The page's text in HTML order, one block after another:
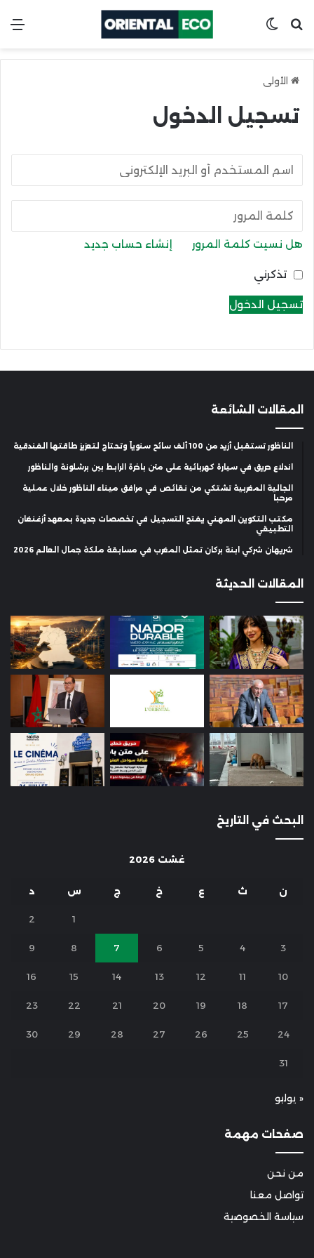
ابحث عنSwitch skin
الأولى
تسجيل الدخول
هل نسيت كلمة المرور إنشاء حساب جديد
تذكرني
تسجيل الدخول
المقالات الشائعة
الناظور تستقبل أزيد من 100 ألف سائح سنوياً وتحتاج لتعزيز طاقتها الفندقية
اندلاع حريق في سيارة كهربائية على متن باخرة الرابط بين برشلونة والناظور
الجالية المغربية تشتكي من نقائص في مرافق ميناء الناظور خلال عملية
مرحبا
مكتب التكوين المهني يفتح التسجيل في تخصصات جديدة بمعهد أزغنغان
التطبيقي
شريهان شركي ابنة بركان تمثل المغرب في مسابقة ملكة جمال العالم 2026
المقالات الحديثة
البحث في التاريخ
غشت 2026
ن ث ع خ ج س د
1
2
3
4
5
6
7
8
9
10
11
12
13
14
15
16
17
18
19
20
21
22
23
24
25
26
27
28
29
30
31
« يوليو
صفحات مهمة
من نحن
تواصل معنا
سياسة الخصوصية